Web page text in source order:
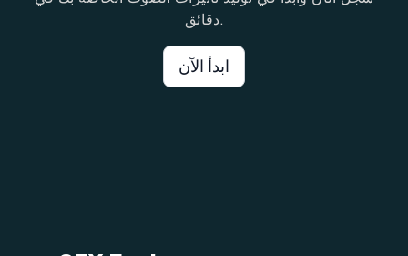
دقائق.
ابدأ الآن